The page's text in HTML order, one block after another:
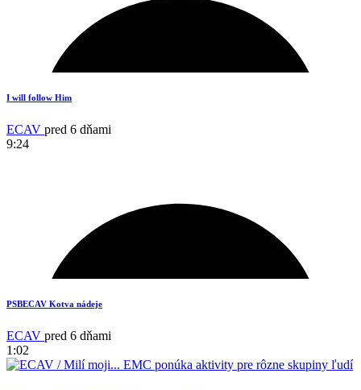
17
1
I will follow Him
ECAV pred 6 dňami
9:24
PSBECAV Kotva nádeje
ECAV pred 6 dňami
1:02